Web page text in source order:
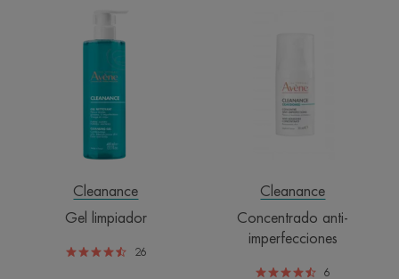
Cleanance
Gel limpiador
26
Cleanance
Concentrado anti-
imperfecciones
6